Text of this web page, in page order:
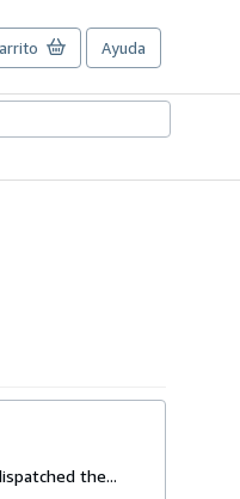
Ayuda
the...